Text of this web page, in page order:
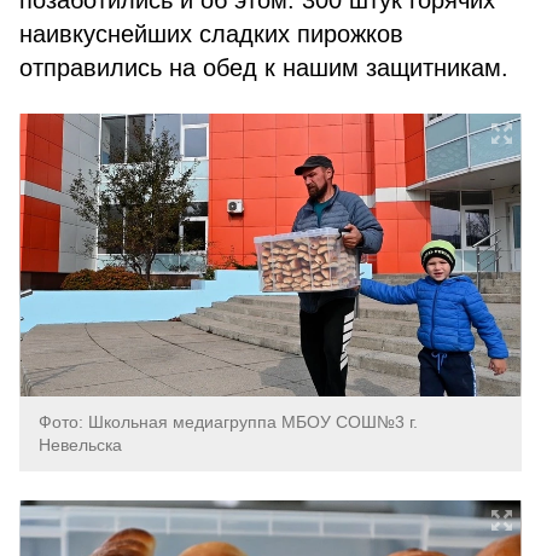
наивкуснейших сладких пирожков
отправились на обед к нашим защитникам.
Фото: Школьная медиагруппа МБОУ СОШ№3 г.
Невельска